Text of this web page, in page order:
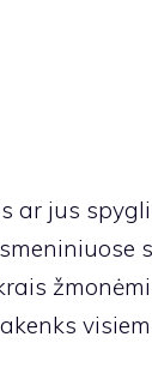
ar jus